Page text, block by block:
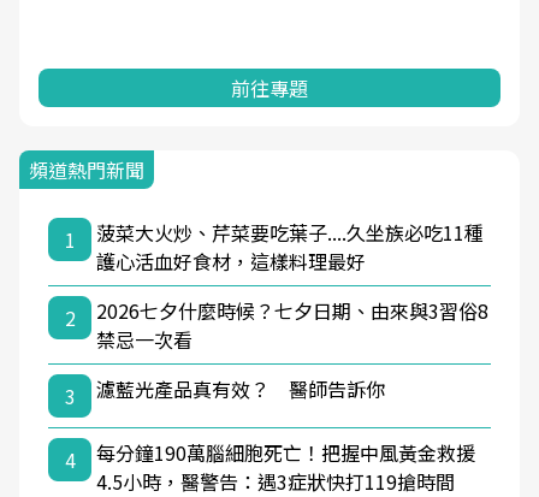
前往專題
頻道熱門新聞
1
菠菜大火炒、芹菜要吃葉子....久坐族必吃11種
護心活血好食材，這樣料理最好
2
2026七夕什麼時候？七夕日期、由來與3習俗8
禁忌一次看
3
濾藍光產品真有效？ 醫師告訴你
4
每分鐘190萬腦細胞死亡！把握中風黃金救援
4.5小時，醫警告：遇3症狀快打119搶時間